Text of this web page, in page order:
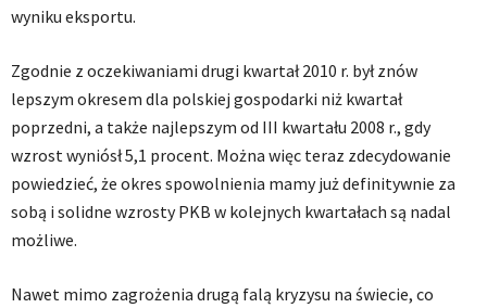
wyniku eksportu.
Zgodnie z oczekiwaniami drugi kwartał 2010 r. był znów
lepszym okresem dla polskiej gospodarki niż kwartał
poprzedni, a także najlepszym od III kwartału 2008 r., gdy
wzrost wyniósł 5,1 procent. Można więc teraz zdecydowanie
powiedzieć, że okres spowolnienia mamy już definitywnie za
sobą i solidne wzrosty PKB w kolejnych kwartałach są nadal
możliwe.
Nawet mimo zagrożenia drugą falą kryzysu na świecie, co